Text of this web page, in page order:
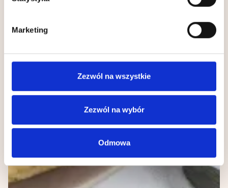
możesz zmienić lub wycofać swoją zgodę w dowolnej
chwili.
Wykorzystujemy pliki cookie do spersonalizowania treści
i reklam, aby oferować funkcje społecznościowe i
korzystasz z naszej witryny, udostępniamy partnerom
społecznościowym, reklamowym i analitycznym.
Marketing
Zezwól na wszystkie
Zezwól na wybór
Odmowa